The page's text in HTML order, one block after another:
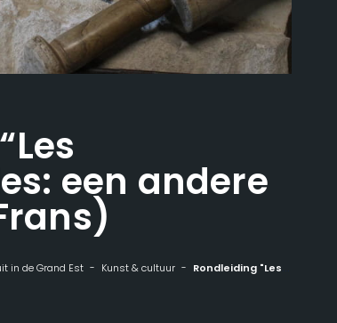
een andere
in de Grand Est Kunst & cultuur Rondleiding "Les Remarquables: een andere kijk" (in het Frans)